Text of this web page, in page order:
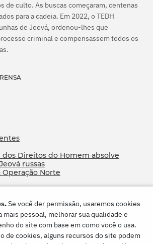
de culto. As buscas começaram, centenas
para a cadeia. Em 2022, o TEDH
de Jeová, ordenou-lhes que
criminal e compensassem todos os
Direitos do Homem absolve
russas
Operação Norte
Se você der permissão, usaremos cookies
mais pessoal, melhorar sua qualidade e
do site com base em como você o usa.
de cookies, alguns recursos do site podem